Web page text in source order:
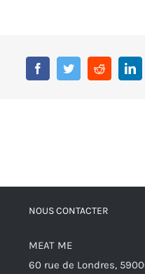
FacebookTwitterReddit
NOUS CONTACTER
MEAT ME
60 rue de Londres,